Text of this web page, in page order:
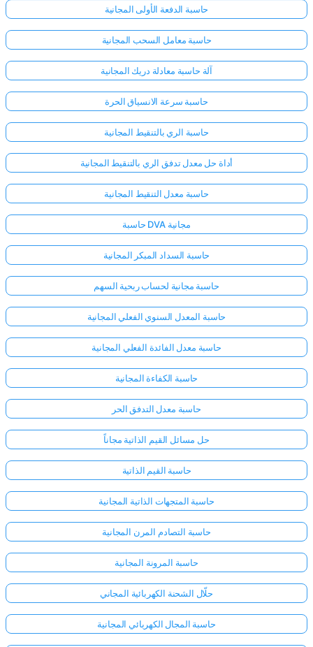
الدخول
الدعم:
حاسبة الدفعة الأولى المجانية
حاسبة معامل السحب المجانية
آلة حاسبة معادلة دريك المجانية
حاسبة سرعة الانسياق الحرة
حاسبة الري بالتنقيط المجانية
أداة حل معدل تدفق الري بالتنقيط المجانية
حاسبة معدل التنقيط المجانية
حاسبة DVA مجانية
حاسبة السداد المبكر المجانية
حاسبة مجانية لحساب ربحية السهم
حاسبة المعدل السنوي الفعلي المجانية
حاسبة معدل الفائدة الفعلي المجانية
حاسبة الكفاءة المجانية
حاسبة معدل التدفق الحر
حل مسائل القيم الذاتية مجاناً
حاسبة القيم الذاتية
حاسبة المتجهات الذاتية المجانية
حاسبة التصادم المرن المجانية
حاسبة المرونة المجانية
حلّال الشحنة الكهربائية المجاني
حاسبة المجال الكهربائي المجانية